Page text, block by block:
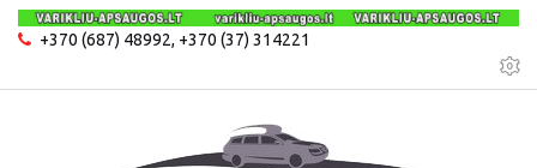
+370 (687) 48992, +370 (37) 314221